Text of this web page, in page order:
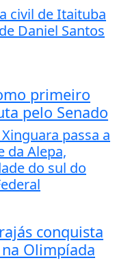
civil de Itaituba
Daniel Santos
primeiro
pelo Senado
passa a
da Alepa,
do sul do
conquista
Olimpíada